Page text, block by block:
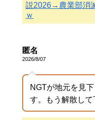
説2026→農業部消
ｗ
匿名
2026/8/07
NGTが地元を見
す。もう解散して